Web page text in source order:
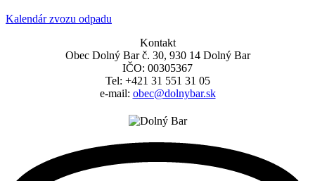
Kalendár zvozu odpadu
Kontakt
Obec Dolný Bar č. 30, 930 14 Dolný Bar
IČO: 00305367
Tel: +421 31 551 31 05
e-mail: obec@dolnybar.sk